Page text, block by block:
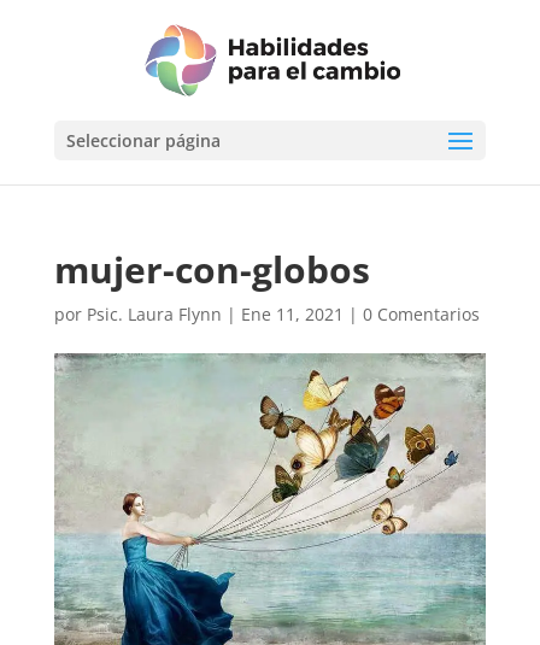
Seleccionar página
mujer-con-globos
por Psic. Laura Flynn | Ene 11, 2021 | 0 Comentarios